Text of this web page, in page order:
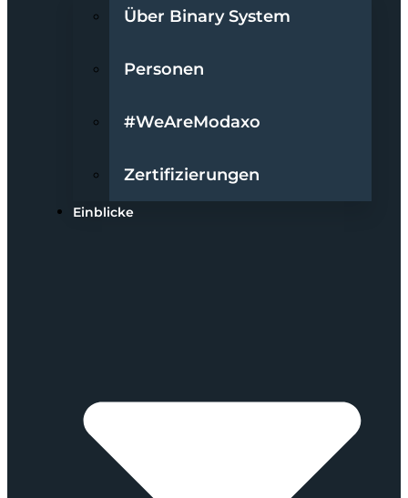
Über Binary System
Personen
#WeAreModaxo
Zertifizierungen
Einblicke